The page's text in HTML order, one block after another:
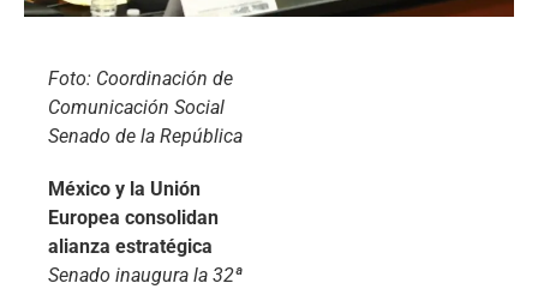
Foto: Coordinación de
Comunicación Social
Senado de la República
México y la Unión
Europea consolidan
alianza estratégica
Senado inaugura la 32ª